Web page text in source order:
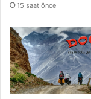
15 saat önce